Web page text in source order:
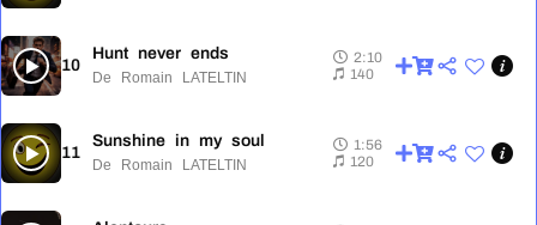
10
Hunt never ends
De Romain LATELTIN
2:10
2:10
140
11
Sunshine in my soul
De Romain LATELTIN
1:56
1:56
120